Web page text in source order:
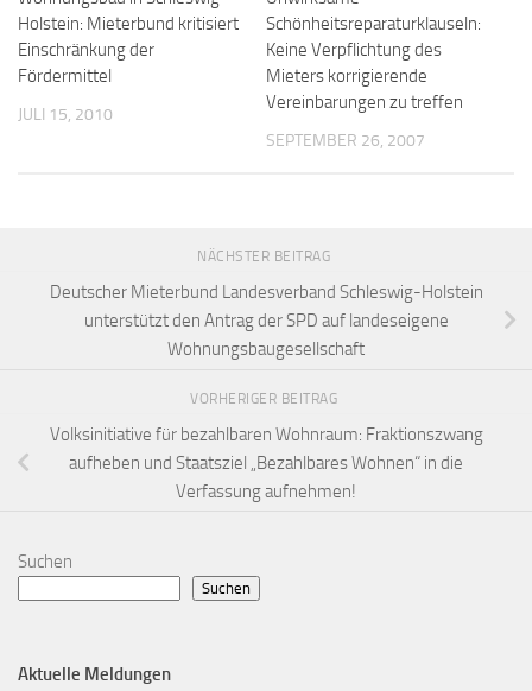
Holstein: Mieterbund kritisiert
Einschränkung der
Fördermittel
JULI 15, 2010
Schönheitsreparaturklauseln:
Keine Verpflichtung des
Mieters korrigierende
Vereinbarungen zu treffen
SEPTEMBER 26, 2007
NÄCHSTER BEITRAG
Deutscher Mieterbund Landesverband Schleswig-Holstein
unterstützt den Antrag der SPD auf landeseigene
Wohnungsbaugesellschaft
VORHERIGER BEITRAG
Volksinitiative für bezahlbaren Wohnraum: Fraktionszwang
aufheben und Staatsziel „Bezahlbares Wohnen“ in die
Verfassung aufnehmen!
Suchen
Suchen
Aktuelle Meldungen